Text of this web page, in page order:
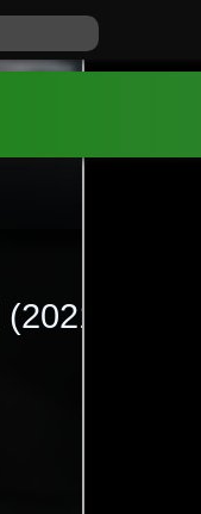
(2021)
1h